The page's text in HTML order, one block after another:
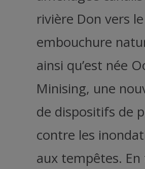
rivière Don vers
embouchure
ainsi qu’est née
Minising, une
de dispositifs de
contre les
aux tempêtes.